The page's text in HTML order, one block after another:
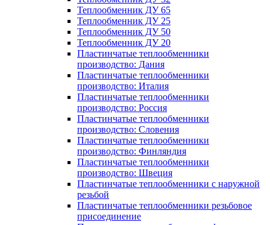
Теплообменник ДУ 65
Теплообменник ДУ 25
Теплообменник ДУ 50
Теплообменник ДУ 20
Пластинчатые теплообменники
производство: Дания
Пластинчатые теплообменники
производство: Италия
Пластинчатые теплообменники
производство: Россия
Пластинчатые теплообменники
производство: Словения
Пластинчатые теплообменники
производство: Финляндия
Пластинчатые теплообменники
производство: Швеция
Пластинчатые теплообменники с наружной
резьбой
Пластинчатые теплообменники резьбовое
присоединение